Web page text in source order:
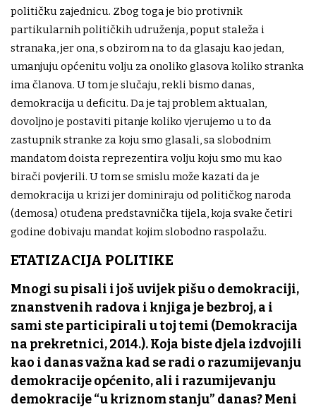
političku zajednicu. Zbog toga je bio protivnik
partikularnih političkih udruženja, poput staleža i
stranaka, jer ona, s obzirom na to da glasaju kao jedan,
umanjuju općenitu volju za onoliko glasova koliko stranka
ima članova. U tom je slučaju, rekli bismo danas,
demokracija u deficitu. Da je taj problem aktualan,
dovoljno je postaviti pitanje koliko vjerujemo u to da
zastupnik stranke za koju smo glasali, sa slobodnim
mandatom doista reprezentira volju koju smo mu kao
birači povjerili. U tom se smislu može kazati da je
demokracija u krizi jer dominiraju od političkog naroda
(demosa) otuđena predstavnička tijela, koja svake četiri
godine dobivaju mandat kojim slobodno raspolažu.
ETATIZACIJA POLITIKE
Mnogi su pisali i još uvijek pišu o demokraciji,
znanstvenih radova i knjiga je bezbroj, a i
sami ste participirali u toj temi (Demokracija
na prekretnici, 2014.). Koja biste djela izdvojili
kao i danas važna kad se radi o razumijevanju
demokracije općenito, ali i razumijevanju
demokracije “u kriznom stanju” danas? Meni